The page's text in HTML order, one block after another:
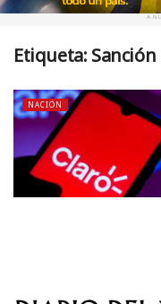
Etiqueta:
NACIÓN